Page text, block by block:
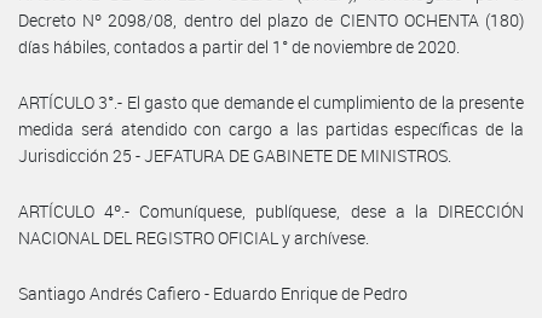
Decreto Nº 2098/08, dentro del plazo de CIENTO OCHENTA (180)
días hábiles, contados a partir del 1° de noviembre de 2020.
ARTÍCULO 3°.- El gasto que demande el cumplimiento de la presente
medida será atendido con cargo a las partidas específicas de la
Jurisdicción 25 - JEFATURA DE GABINETE DE MINISTROS.
ARTÍCULO 4º.- Comuníquese, publíquese, dese a la DIRECCIÓN
NACIONAL DEL REGISTRO OFICIAL y archívese.
Santiago Andrés Cafiero - Eduardo Enrique de Pedro